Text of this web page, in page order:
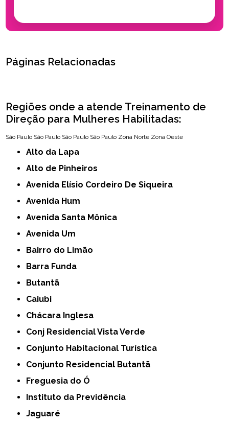
Páginas Relacionadas
Regiões onde a atende Treinamento de
Direção para Mulheres Habilitadas:
São Paulo São Paulo São Paulo São Paulo Zona Norte Zona Oeste
Alto da Lapa
Alto de Pinheiros
Avenida Elísio Cordeiro De Siqueira
Avenida Hum
Avenida Santa Mônica
Avenida Um
Bairro do Limão
Barra Funda
Butantã
Caiubi
Chácara Inglesa
Conj Residencial Vista Verde
Conjunto Habitacional Turística
Conjunto Residencial Butantã
Freguesia do Ó
Instituto da Previdência
Jaguaré